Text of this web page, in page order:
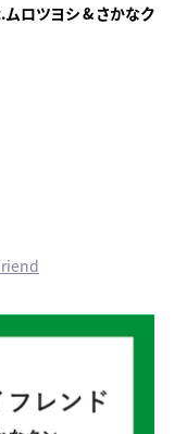
ムロツヨシ & さかなク